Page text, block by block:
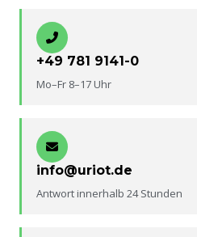
+49 781 9141-0
Mo–Fr 8–17 Uhr
info@uriot.de
Antwort innerhalb 24 Stunden